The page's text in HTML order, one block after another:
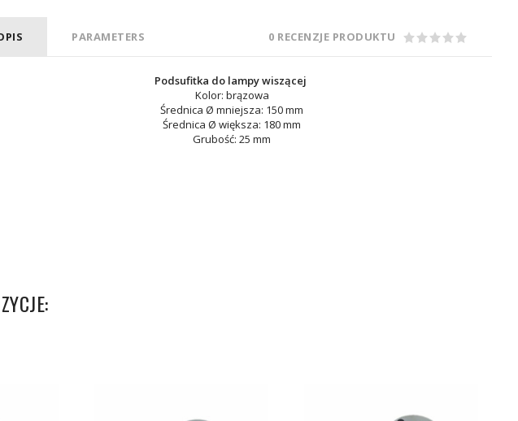
PARAMETERS 0 RECENZJE PRODUKTU
Podsufitka do lampy wiszącej
Kolor: brązowa
Średnica Ø mniejsza: 150 mm
Średnica Ø większa: 180 mm
Grubość: 25 mm